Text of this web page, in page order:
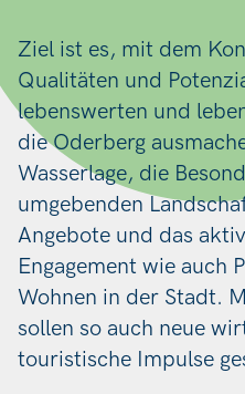
Ziel ist es, mit dem
Qualitäten und
lebenswerten und
die Oderberg
Wasserlage, die
umgebenden
Angebote und das
Engagement wie auch
Wohnen in der Stadt.
sollen so auch neue
touristische Impulse